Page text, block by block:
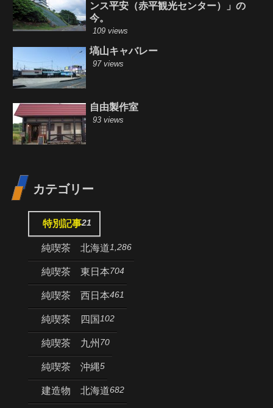
ンス平安（赤平観光センター）」の
今。
109 views
塙山キャバレー
97 views
自由製作室
93 views
カテゴリー
特別記事21
純喫茶 北海道1,286
純喫茶 東日本704
純喫茶 西日本461
純喫茶 四国 102
純喫茶 九州 70
純喫茶 沖縄5
建造物 北海道682